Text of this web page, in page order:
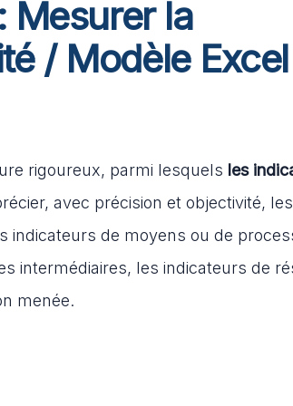
Mesurer la
/ Modèle Excel
rigoureux, parmi lesquels les
avec précision et objectivité,
indicateurs de moyens ou de
intermédiaires, les indicateurs de
menée.